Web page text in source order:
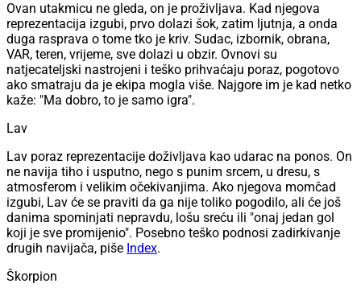
Ovan utakmicu ne gleda, on je proživljava. Kad njegova
reprezentacija izgubi, prvo dolazi šok, zatim ljutnja, a onda
duga rasprava o tome tko je kriv. Sudac, izbornik, obrana,
VAR, teren, vrijeme, sve dolazi u obzir. Ovnovi su
natjecateljski nastrojeni i teško prihvaćaju poraz, pogotovo
ako smatraju da je ekipa mogla više. Najgore im je kad netko
kaže: "Ma dobro, to je samo igra".
Lav
Lav poraz reprezentacije doživljava kao udarac na ponos. On
ne navija tiho i usputno, nego s punim srcem, u dresu, s
atmosferom i velikim očekivanjima. Ako njegova momčad
izgubi, Lav će se praviti da ga nije toliko pogodilo, ali će još
danima spominjati nepravdu, lošu sreću ili "onaj jedan gol
koji je sve promijenio". Posebno teško podnosi zadirkivanje
drugih navijača, piše Index.
Škorpion